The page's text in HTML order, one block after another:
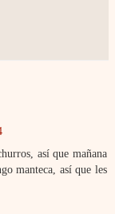
así que mañana
manteca, así que les